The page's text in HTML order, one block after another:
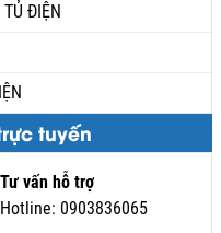
ĐIỆN
tuyến
Tư vấn hỗ trợ
Hotline: 0903836065